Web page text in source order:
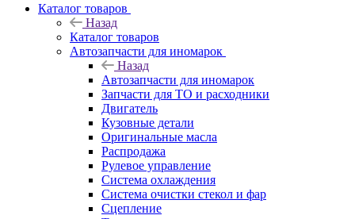
Каталог товаров
Назад
Каталог товаров
Автозапчасти для иномарок
Назад
Автозапчасти для иномарок
Запчасти для ТО и расходники
Двигатель
Кузовные детали
Оригинальные масла
Распродажа
Рулевое управление
Система охлаждения
Система очистки стекол и фар
Сцепление